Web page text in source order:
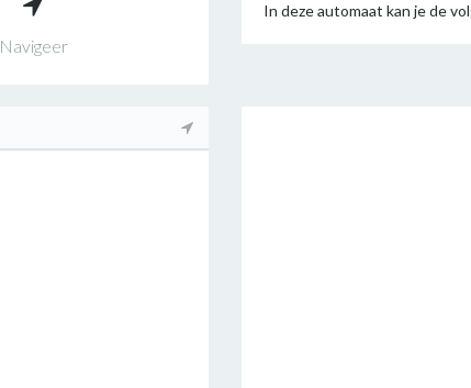
Navigeer
In deze automaat kan je de